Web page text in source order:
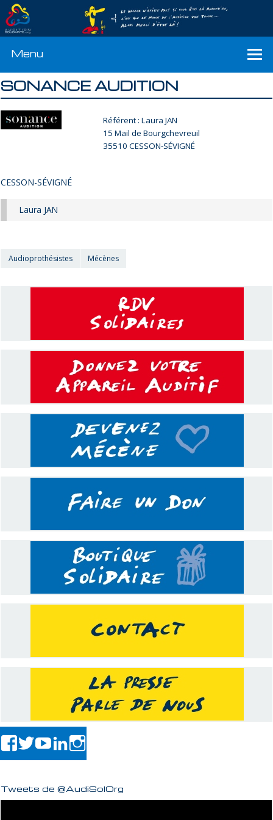
Menu
SONANCE AUDITION
Référent : Laura JAN
15 Mail de Bourgchevreuil
35510 CESSON-SÉVIGNÉ
CESSON-SÉVIGNÉ
Laura JAN
Audioprothésistes Mécènes
Tweets de @AudiSolOrg